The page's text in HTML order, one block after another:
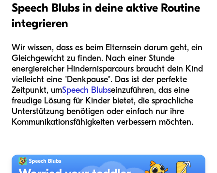
Speech Blubs in deine aktive Routine
integrieren
Wir wissen, dass es beim Elternsein darum geht, ein
Gleichgewicht zu finden. Nach einer Stunde
energiereicher Hindernisparcours braucht dein Kind
vielleicht eine "Denkpause". Das ist der perfekte
Zeitpunkt, umSpeech Blubseinzuführen, das eine
freudige Lösung für Kinder bietet, die sprachliche
Unterstützung benötigen oder einfach nur ihre
Kommunikationsfähigkeiten verbessern möchten.